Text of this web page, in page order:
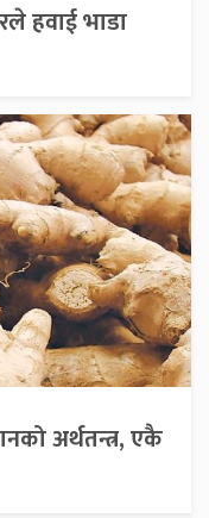
हवाई भाडा
अर्थतन्त्र, एकै